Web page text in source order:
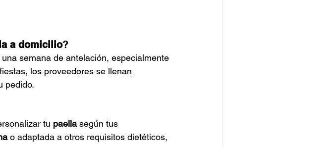
a domicilio?
semana de antelación, especialmente
los proveedores se llenan
pedido.
tu paella según tus
o adaptada a otros requisitos dietéticos,